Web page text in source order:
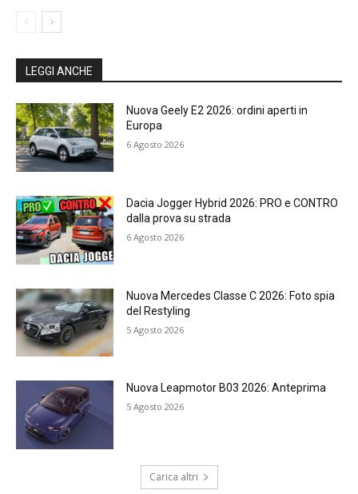
LEGGI ANCHE
Nuova Geely E2 2026: ordini aperti in
Europa
6 Agosto 2026
Dacia Jogger Hybrid 2026: PRO e CONTRO
dalla prova su strada
6 Agosto 2026
Nuova Mercedes Classe C 2026: Foto spia
del Restyling
5 Agosto 2026
Nuova Leapmotor B03 2026: Anteprima
5 Agosto 2026
Carica altri